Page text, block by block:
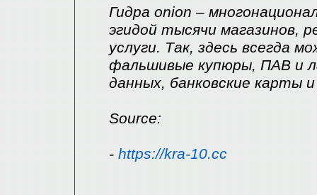
Гидра onion –
эгидой тысячи магазинов,
услуги. Так, здесь всегда
фальшивые купюры, ПАВ и
данных, банковские карты
Source:
- https://kra-10.cc